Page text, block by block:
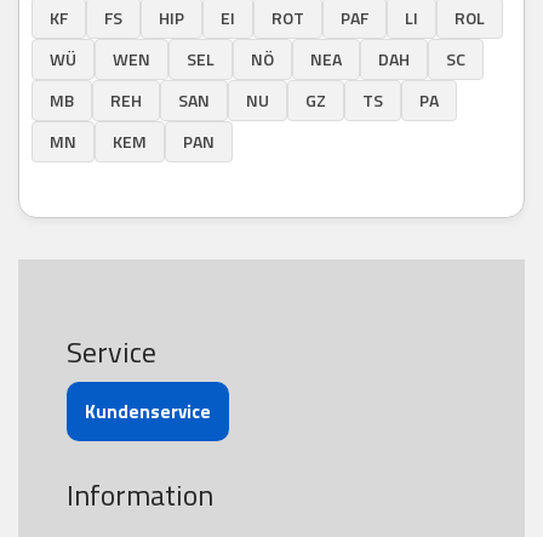
KF
FS HIP EI ROT PAF LI
ROL
WÜ
WEN SEL NÖ NEA DAH
SC
MB
REH SAN NU GZ TS
PA
MN
KEM PAN
Service
Kundenservice
Information